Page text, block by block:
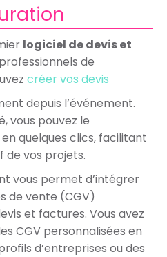
logiciel de devis et
de
créer vos devis
depuis l’événement.
vous pouvez le
quelques clics, facilitant
de vos projets.
vous permet d’intégrer
de vente (CGV)
et factures. Vous avez
CGV personnalisées en
d’entreprises ou des